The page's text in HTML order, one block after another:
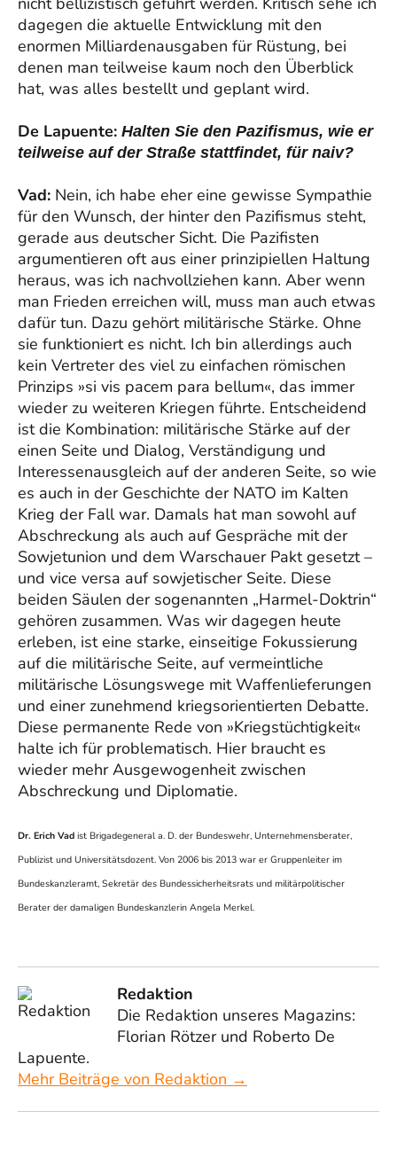
dagegen die aktuelle Entwicklung mit den
enormen Milliardenausgaben für Rüstung, bei
denen man teilweise kaum noch den Überblick
hat, was alles bestellt und geplant wird.
De Lapuente: Halten Sie den Pazifismus, wie er
teilweise auf der Straße stattfindet, für naiv?
Vad: Nein, ich habe eher eine gewisse Sympathie
für den Wunsch, der hinter den Pazifismus steht,
gerade aus deutscher Sicht. Die Pazifisten
argumentieren oft aus einer prinzipiellen Haltung
heraus, was ich nachvollziehen kann. Aber wenn
man Frieden erreichen will, muss man auch etwas
dafür tun. Dazu gehört militärische Stärke. Ohne
sie funktioniert es nicht. Ich bin allerdings auch
kein Vertreter des viel zu einfachen römischen
Prinzips »si vis pacem para bellum«, das immer
wieder zu weiteren Kriegen führte. Entscheidend
ist die Kombination: militärische Stärke auf der
einen Seite und Dialog, Verständigung und
Interessenausgleich auf der anderen Seite, so wie
es auch in der Geschichte der NATO im Kalten
Krieg der Fall war. Damals hat man sowohl auf
Abschreckung als auch auf Gespräche mit der
Sowjetunion und dem Warschauer Pakt gesetzt –
und vice versa auf sowjetischer Seite. Diese
beiden Säulen der sogenannten „Harmel-Doktrin“
gehören zusammen. Was wir dagegen heute
erleben, ist eine starke, einseitige Fokussierung
auf die militärische Seite, auf vermeintliche
militärische Lösungswege mit Waffenlieferungen
und einer zunehmend kriegsorientierten Debatte.
Diese permanente Rede von »Kriegstüchtigkeit«
halte ich für problematisch. Hier braucht es
wieder mehr Ausgewogenheit zwischen
Abschreckung und Diplomatie.
Dr. Erich Vad ist Brigadegeneral a. D. der Bundeswehr, Unternehmensberater,
Publizist und Universitätsdozent. Von 2006 bis 2013 war er Gruppenleiter im
Bundeskanzleramt, Sekretär des Bundessicherheitsrats und militärpolitischer
Berater der damaligen Bundeskanzlerin Angela Merkel.
Redaktion
Die Redaktion unseres Magazins:
Florian Rötzer und Roberto De
Lapuente.
Mehr Beiträge von Redaktion →